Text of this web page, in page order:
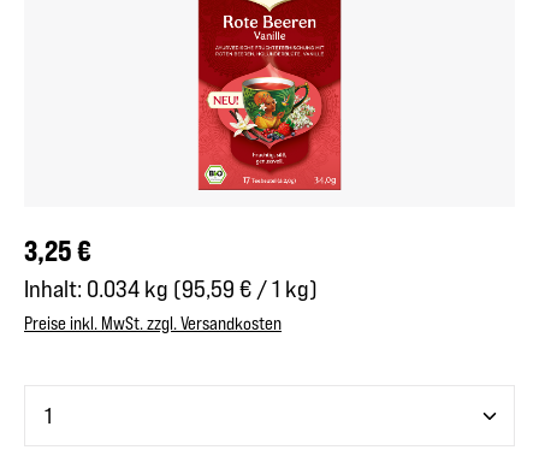
Regulärer Preis:
3,25 €
Inhalt: 0.034 kg (95,59 € / 1 kg)
Preise inkl. MwSt. zzgl. Versandkosten